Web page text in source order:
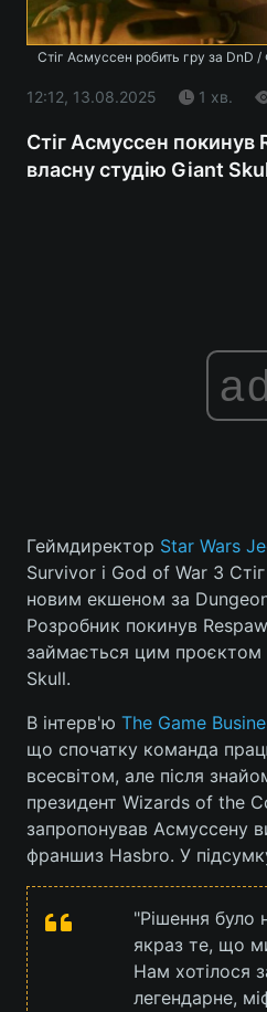
Головна
Україна
Економіка
Спорт
Техно і зв'язок
Зброя
Здоров'я
Стіг Асмуссен робить гру за DnD
12:12, 13.08.2025 1 хв.
Стіг Асмуссен покинув
власну студію Giant
Геймдиректор Star Wars
Survivor і God of War 3
новим екшеном за
Розробник покинув
займається цим проєктом
Skull.
В інтерв'ю The Game
що спочатку команда
всесвітом, але після
президент Wizards of the
запропонував Асмуссену
франшиз Hasbro. У
"Рішення було
якраз те, що
Нам хотілося
легендарне,